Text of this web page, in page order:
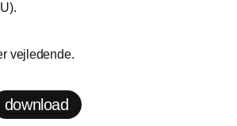
vejledende.
download